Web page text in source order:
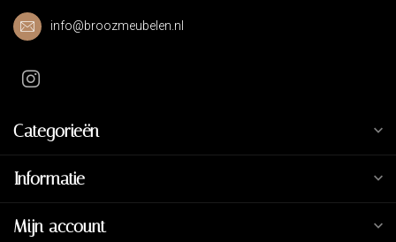
info@broozmeubelen.nl
Categorieën
Informatie
Mijn account